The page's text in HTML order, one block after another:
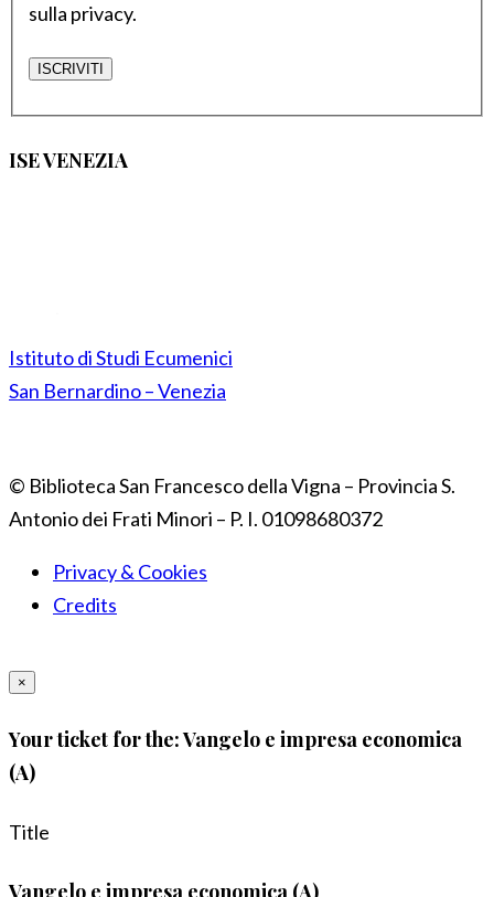
sulla privacy.
ISE VENEZIA
Istituto di Studi Ecumenici
San Bernardino – Venezia
© Biblioteca San Francesco della Vigna – Provincia S.
Antonio dei Frati Minori – P. I. 01098680372
Privacy & Cookies
Credits
×
Your ticket for the: Vangelo e impresa economica
(A)
Title
Vangelo e impresa economica (A)